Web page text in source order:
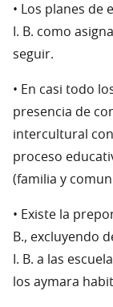
• Los planes de
I. B. como
seguir.
• En casi todo
presencia de
intercultural
proceso
(familia y
• Existe la
B., excluyendo
I. B. a las
los aymara